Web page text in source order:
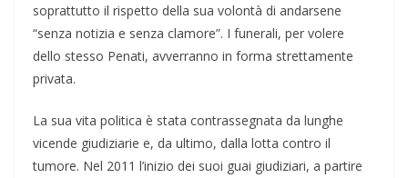
soprattutto il rispetto della sua volontà di andarsene
“senza notizia e senza clamore”. I funerali, per volere
dello stesso Penati, avverranno in forma strettamente
privata.
La sua vita politica è stata contrassegnata da lunghe
vicende giudiziarie e, da ultimo, dalla lotta contro il
tumore. Nel 2011 l’inizio dei suoi guai giudiziari, a partire